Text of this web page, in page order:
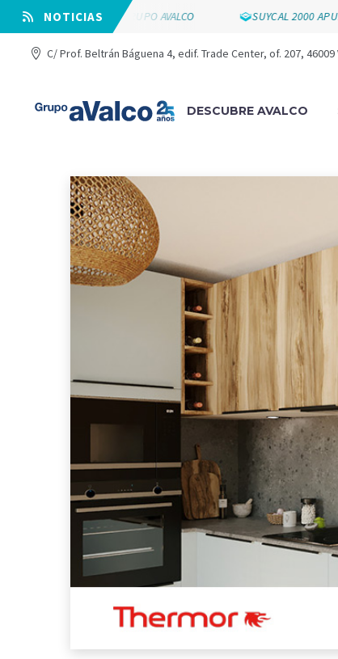
⠀NOTICIAS
25 AÑOS DE GRUPO AVALCO SUYCAL 2000 APUESTA
C/ Prof. Beltrán Báguena 4, edif. Trade Center, of. 207, 46009
DESCUBRE AVALCO